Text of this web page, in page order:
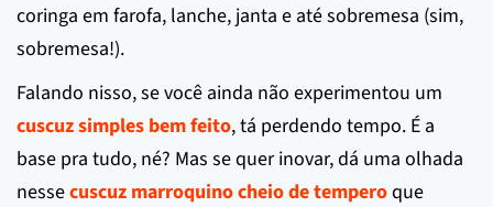
coringa em farofa, lanche, janta e até sobremesa (sim,
sobremesa!).
Falando nisso, se você ainda não experimentou um
cuscuz simples bem feito, tá perdendo tempo. É a
base pra tudo, né? Mas se quer inovar, dá uma olhada
nessecuscuz marroquino cheio de temperoque